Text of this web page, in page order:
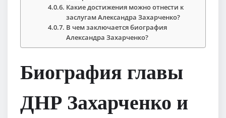
Какие достижения можно отнести к
заслугам Александра Захарченко?
В чем заключается биография
Александра Захарченко?
Биография главы
ДНР Захарченко и